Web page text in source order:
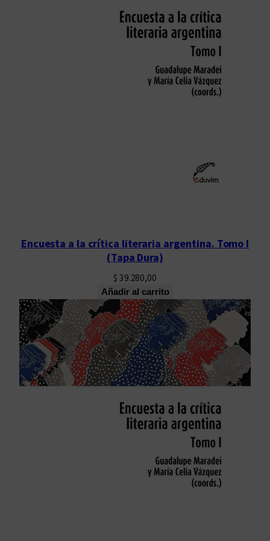
Encuesta a la crítica literaria argentina. Tomo I
(Tapa Dura)
$ 39.280,00
Añadir al carrito